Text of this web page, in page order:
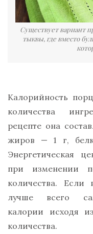
Существует вариант
тыквы, где вместо
Калорийность
количества
рецепте она
жиров — 1 г,
Энергетическая
при изменении
количества.
лучше всего
калории исходя
количества.